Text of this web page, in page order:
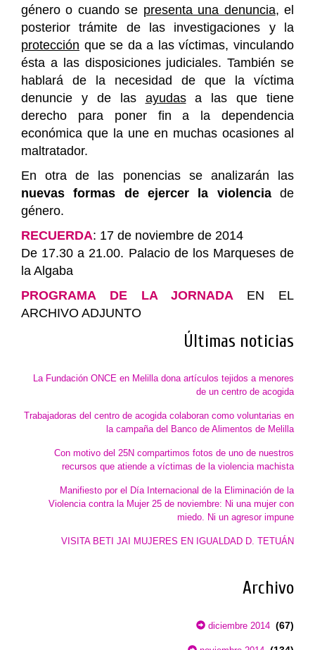
género o cuando se presenta una denuncia, el
posterior trámite de las investigaciones y la
protección que se da a las víctimas, vinculando
ésta a las disposiciones judiciales. También se
hablará de la necesidad de que la víctima
denuncie y de las ayudasa las que tiene
derecho para poner fin a la dependencia
económica que la une en muchas ocasiones al
maltratador.
En otra de las ponencias se analizarán las
nuevas formas de ejercer la violencia de
género.
RECUERDA: 17 de noviembre de 2014
De 17.30 a 21.00. Palacio de los Marqueses de
la Algaba
PROGRAMA DE LA JORNADA EN EL
ARCHIVO ADJUNTO
Últimas noticias
La Fundación ONCE en Melilla dona artículos tejidos a menores
de un centro de acogida
Trabajadoras del centro de acogida colaboran como voluntarias en
la campaña del Banco de Alimentos de Melilla
Con motivo del 25N compartimos fotos de uno de nuestros
recursos que atiende a víctimas de la violencia machista
Manifiesto por el Día Internacional de la Eliminación de la
Violencia contra la Mujer 25 de noviembre: Ni una mujer con
miedo. Ni un agresor impune
VISITA BETI JAI MUJERES EN IGUALDAD D. TETUÁN
Archivo
diciembre 2014 (67)